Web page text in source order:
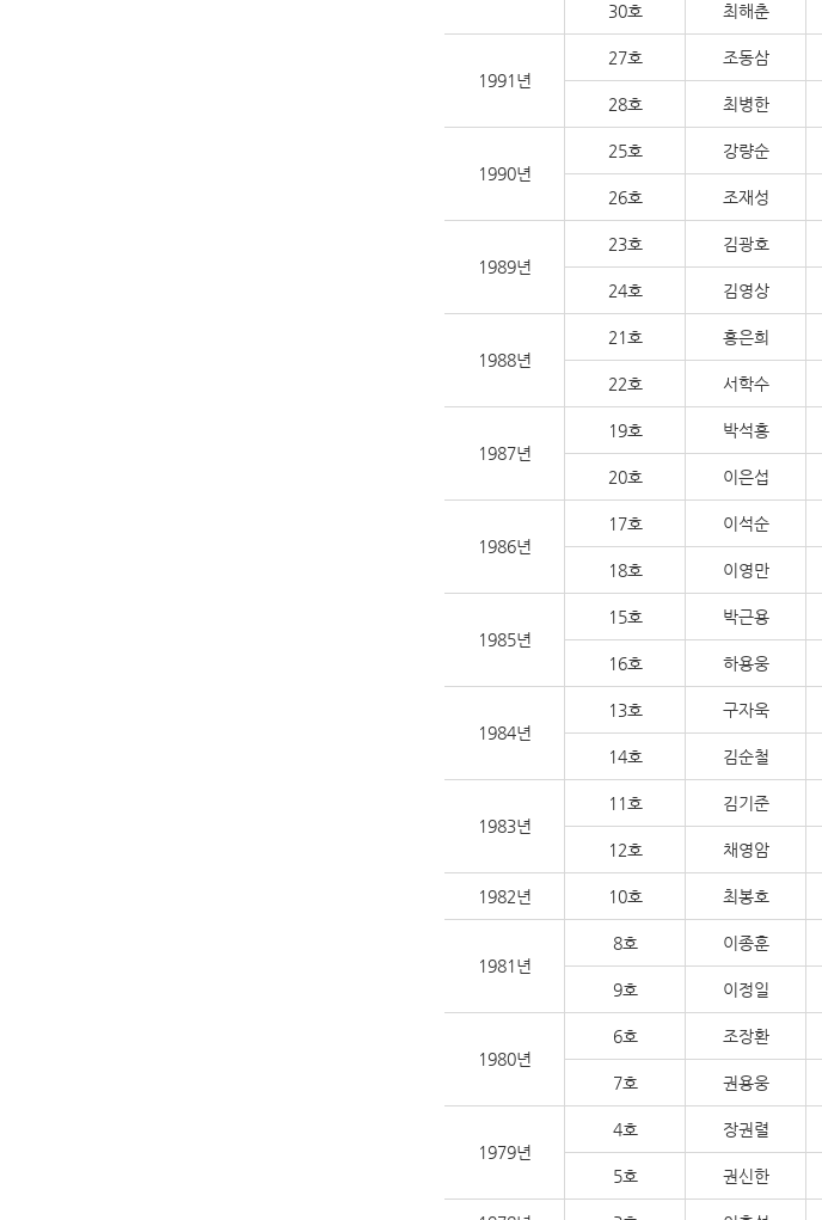
30호 최해춘
1991년
27호 조동삼
28호 최병한
1990년
25호 강량순
26호 조재성
1989년
23호 김광호
24호 김영상
1988년
21호 홍은희
22호 서학수
1987년
19호 박석홍
20호 이은섭
1986년
17호 이석순
18호 이영만
1985년
15호 박근용
16호 하용웅
1984년
13호 구자욱
14호 김순철
1983년
11호 김기준
12호 채영암
1982년 10호 최봉호
1981년
8호 이종훈
9호 이정일
1980년
6호 조장환
7호 권용웅
1979년
4호 장권렬
5호 권신한